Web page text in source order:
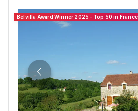
Belvilla Award Winner 2025 - Top 50 in France